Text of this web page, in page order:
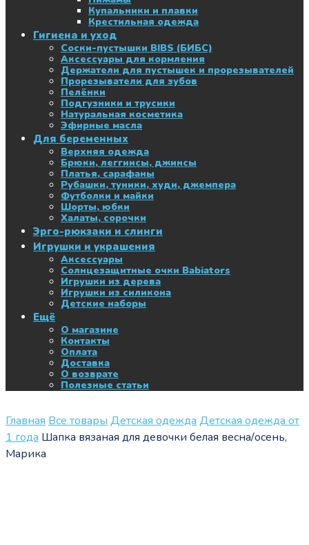
Купальники и плавки
Крестильная одежда
Гигиена и уход
Соски-пустышки BIBS (БИБС)
Аксессуары для кормления
Держатели для пустышек и прорезывателей
Прорезыватели для зубов
Пелёнки
Подгузники и трусики
Натуральная косметика
Эфирные масла
Для беременных
Верхняя одежда
Брюки, леггинсы, джинсы
Платья, сарафаны
Рубашки, туники, худи, джемпера
Футболки и майки
Шорты, юбки
Халаты, сорочки
Эрго-рюкзаки и слинги
Игрушки и украшения
Аксессуары
Солнцезащитные очки Babiators
Игрушки из дерева
Игрушки из силикона
Детские наборы
Ещё
О магазине
Контакты
Оплата
Доставка
О возврате
Полезные статьи
Главная Все товары Детская одежда Детская одежда от
1 года Шапка вязаная для девочки белая весна/осень,
Марика